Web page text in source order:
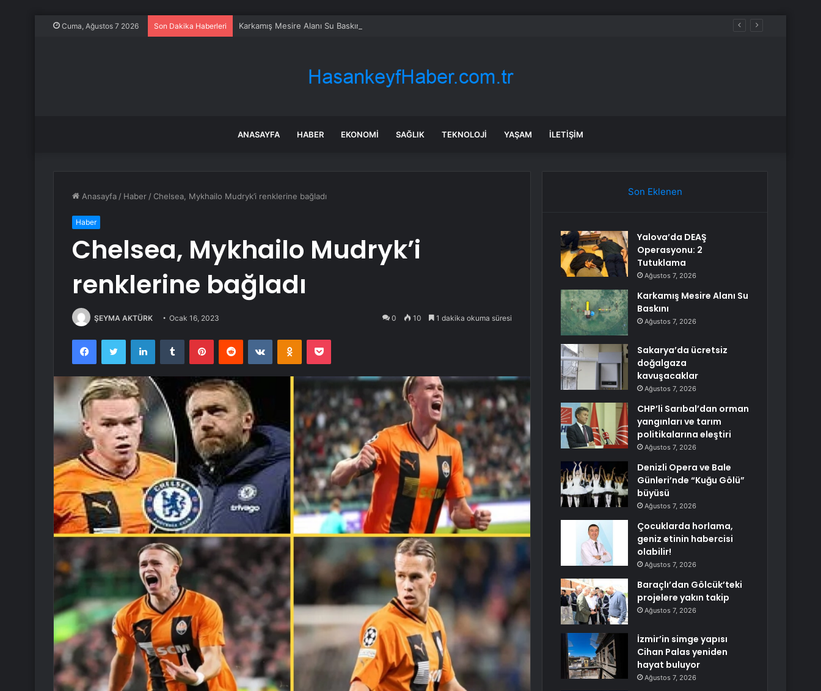
Cuma, Ağustos 7 2026 Son Dakika Haberleri Karkamış Mesire Alanı Su Baskını
ANASAYFA HABER EKONOMI SAĞLIK TEKNOLOJI YAŞAM İLETIŞIM
Anasayfa / Haber / Chelsea, Mykhailo Mudryk’i renklerine bağladı
Haber
Chelsea, Mykhailo Mudryk’i
renklerine bağladı
ŞEYMA AKTÜRK Ocak 16, 2023 0 10 1 dakika okuma süresi
FacebookTwitter LinkedInTumblr PinterestReddit VKontakteOdnoklassniki
Pocket
Son Eklenen
Yalova’da DEAŞ
Operasyonu: 2
Tutuklama
Ağustos 7, 2026
Karkamış Mesire Alanı Su
Baskını
Ağustos 7, 2026
Sakarya’da ücretsiz
doğalgaza
kavuşacaklar
Ağustos 7, 2026
CHP’li Sarıbal’dan orman
yangınları ve tarım
politikalarına eleştiri
Ağustos 7, 2026
Denizli Opera ve Bale
Günleri’nde “Kuğu Gölü”
büyüsü
Ağustos 7, 2026
Çocuklarda horlama,
geniz etinin habercisi
olabilir!
Ağustos 7, 2026
Baraçlı’dan Gölcük’teki
projelere yakın takip
Ağustos 7, 2026
İzmir’in simge yapısı
Cihan Palas yeniden
hayat buluyor
Ağustos 7, 2026